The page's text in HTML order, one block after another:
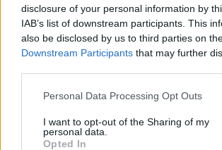
disclosure of your personal information by
IAB’s list of downstream participants. This
also be disclosed by us to third parties on
Downstream Participants that may further
Personal Data Processing Opt Outs
I want to opt-out of the Sharing of my
personal data.
Opted In